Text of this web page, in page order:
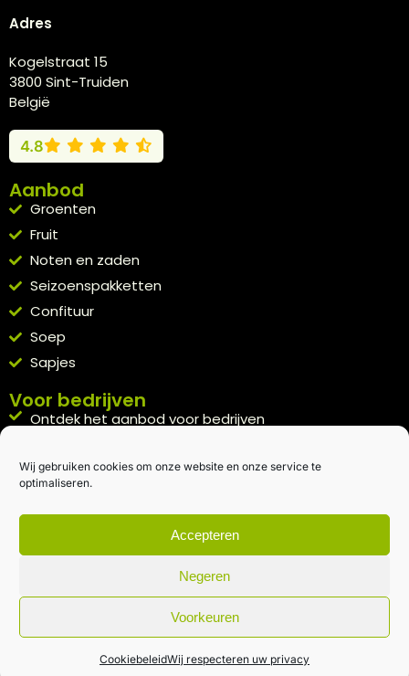
Wij gebruiken cookies om onze website en onze service te
optimaliseren.
Accepteren
Negeren
Voorkeuren
CookiebeleidWij respecteren uw privacy
Adres
Kogelstraat 15
3800 Sint-Truiden
België
4.8
Aanbod
Groenten
Fruit
Noten en zaden
Seizoenspakketten
Confituur
Soep
Sapjes
Voor bedrijven
Ontdek het aanbod voor bedrijven
Kennismakingspakket aanvragen
Blijft op de hoogte
Rechtstreeks van het veld naar je inbox.
Inschrijven nieuwsbrief
Algemene voorwaarden|Privacybeleid| gemaakt met door
creativitijd